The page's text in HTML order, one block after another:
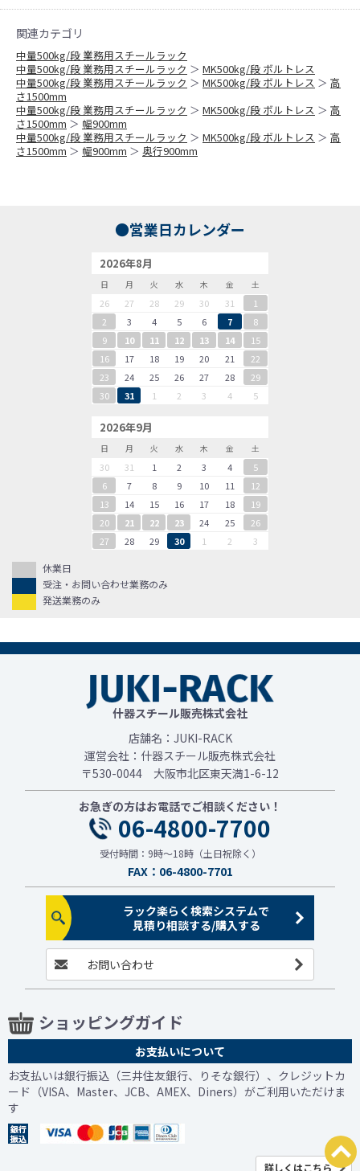
関連カテゴリ
中量500kg/段 業務用スチールラック
中量500kg/段 業務用スチールラック ＞ MK500kg/段 ボルトレス
中量500kg/段 業務用スチールラック ＞ MK500kg/段 ボルトレス ＞ 高
さ1500mm
中量500kg/段 業務用スチールラック ＞ MK500kg/段 ボルトレス ＞ 高
さ1500mm ＞ 幅900mm
中量500kg/段 業務用スチールラック ＞ MK500kg/段 ボルトレス ＞ 高
さ1500mm ＞ 幅900mm ＞ 奥行900mm
●営業日カレンダー
2026年8月
日 月 火 水 木 金 土
26 27 28 29 30 31
1
2
3 4 5 6 7
8
9
10 11 12 13 14
15
16
17 18 19 20 21
22
23
24 25 26 27 28
29
30
31 1 2 3 4 5
2026年9月
日 月 火 水 木 金 土
30 31 1 2 3 4
5
6
7 8 9 10 11
12
13
14 15 16 17 18
19
20
21 22 23 24 25
26
27
28 29 30 1 2 3
休業日
受注・お問い合わせ業務のみ
発送業務のみ
什器スチール販売株式会社
店舗名：JUKI-RACK
運営会社：什器スチール販売株式会社
〒530-0044 大阪市北区東天満1-6-12
お急ぎの方はお電話でご相談ください！
06-4800-7700
受付時間：9時～18時（土日祝除く）
FAX：06-4800-7701
ラック楽らく検索システムで
見積り相談する/購入する
お問い合わせ
ショッピングガイド
お支払いについて
お支払いは銀行振込（三井住友銀行、りそな銀行）、クレジットカ
ード（VISA、Master、JCB、AMEX、Diners）がご利用いただけま
す
詳しくはこちら